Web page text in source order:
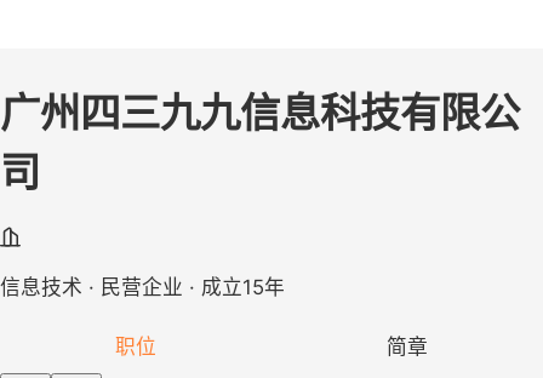
广州四三九九信息科技有限公
司
信息技术 · 民营企业 · 成立15年
职位 简章